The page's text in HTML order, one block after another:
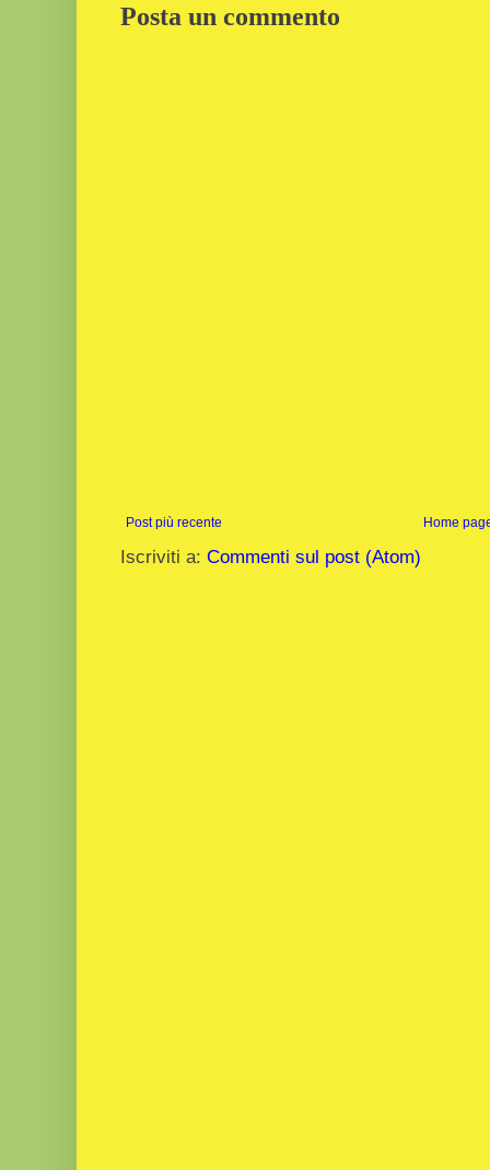
Posta un commento
Post più recente Home
Iscriviti a: Commenti sul post (Atom)